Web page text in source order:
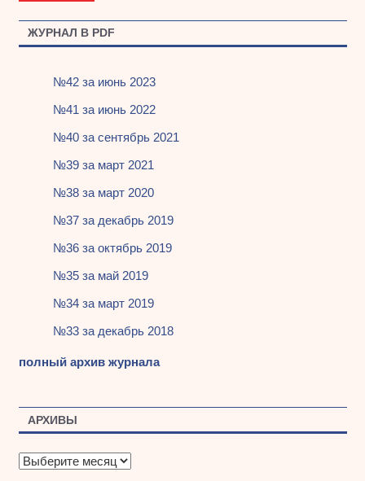
ЖУРНАЛ В PDF
№42 за июнь 2023
№41 за июнь 2022
№40 за сентябрь 2021
№39 за март 2021
№38 за март 2020
№37 за декабрь 2019
№36 за октябрь 2019
№35 за май 2019
№34 за март 2019
№33 за декабрь 2018
полный архив журнала
АРХИВЫ
А